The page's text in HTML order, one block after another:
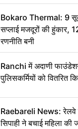
Bokaro Thermal: 9
सप्लाई मजदूरों की हुंकार,
रणनीति बनी
Ranchi में अदाणी
पुलिसकर्मियों को वितरित
Raebareli News: रेलवे
सिपाही ने बचाई महिला